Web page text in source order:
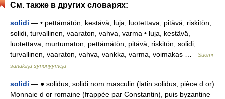
См. также в других словарях:
solidi — • pettämätön, kestävä, luja, luotettava, pitävä, riskitön,
solidi, turvallinen, vaaraton, vahva, varma • luja, kestävä,
luotettava, murtumaton, pettämätön, pitävä, riskitön, solidi,
turvallinen, vaaraton, vahva, vankka, varma, voimakas …
Suomi
sanakirja synonyymejä
solidi — ● solidus, solidi nom masculin (latin solidus, pièce d or)
Monnaie d or romaine (frappée par Constantin), puis byzantine